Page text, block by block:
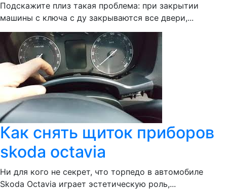
Подскажите плиз такая проблема: при закрытии
машины с ключа с ду закрываются все двери,...
Как снять щиток приборов
skoda octavia
Ни для кого не секрет, что торпедо в автомобиле
Skoda Octavia играет эстетическую роль,...